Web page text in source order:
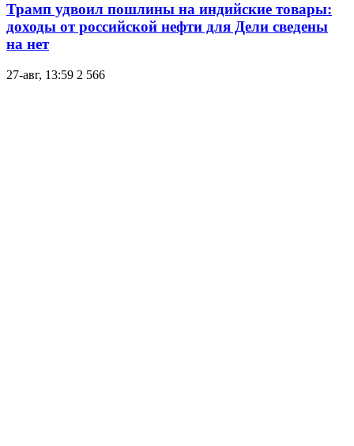
Трамп удвоил пошлины на индийские товары:
доходы от российской нефти для Дели сведены
на нет
27-авг, 13:59 2 566